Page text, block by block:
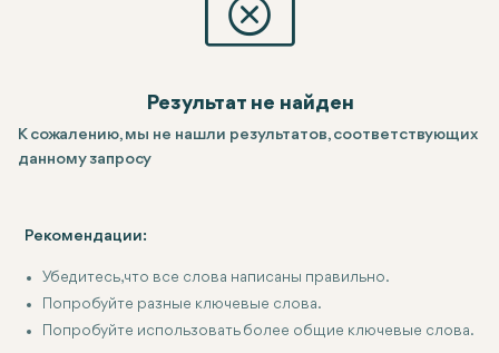
Результат не найден
К сожалению, мы не нашли результатов, соответствующих
данному запросу
Рекомендации:
Убедитесь, что все слова написаны правильно.
Попробуйте разные ключевые слова.
Попробуйте использовать более общие ключевые слова.